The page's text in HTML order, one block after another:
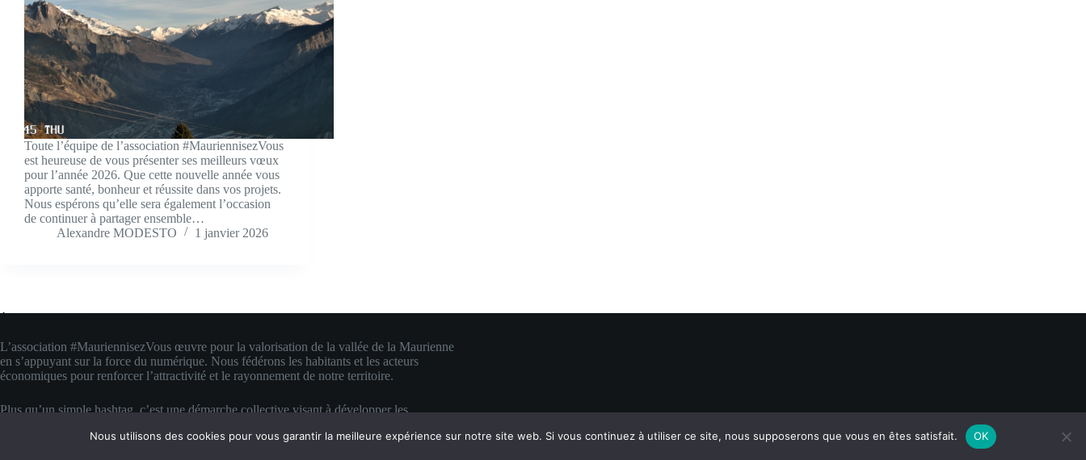
Toute l’équipe de l’association #MauriennisezVous
est heureuse de vous présenter ses meilleurs vœux
pour l’année 2026. Que cette nouvelle année vous
apporte santé, bonheur et réussite dans vos projets.
Nous espérons qu’elle sera également l’occasion
de continuer à partager ensemble…
Alexandre MODESTO
1 janvier 2026
L’association #MauriennisezVous œuvre pour la valorisation de la vallée de la Maurienne
en s’appuyant sur la force du numérique. Nous fédérons les habitants et les acteurs
économiques pour renforcer l’attractivité et le rayonnement de notre territoire.
Plus qu’un simple hashtag, c’est une démarche collective visant à développer les
concrète pour faire rayonner la Maurienne bien au-delà de ses montagnes.
Nous utilisons des cookies pour vous garantir la meilleure expérience sur notre site web. Si vous continuez à utiliser ce site, nous supposerons que vous en êtes satisfait. OK